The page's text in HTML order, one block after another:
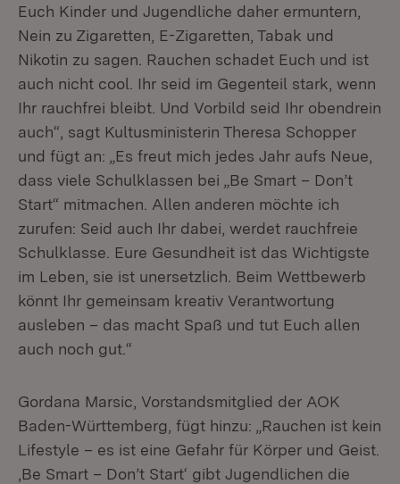
Euch Kinder und Jugendliche daher ermuntern,
Nein zu Zigaretten, E-Zigaretten, Tabak und
Nikotin zu sagen. Rauchen schadet Euch und ist
auch nicht cool. Ihr seid im Gegenteil stark, wenn
Ihr rauchfrei bleibt. Und Vorbild seid Ihr obendrein
auch“, sagt Kultusministerin Theresa Schopper
und fügt an: „Es freut mich jedes Jahr aufs Neue,
dass viele Schulklassen bei „Be Smart – Don’t
Start“ mitmachen. Allen anderen möchte ich
zurufen: Seid auch Ihr dabei, werdet rauchfreie
Schulklasse. Eure Gesundheit ist das Wichtigste
im Leben, sie ist unersetzlich. Beim Wettbewerb
könnt Ihr gemeinsam kreativ Verantwortung
ausleben – das macht Spaß und tut Euch allen
auch noch gut.“
Gordana Marsic, Vorstandsmitglied der AOK
Baden-Württemberg, fügt hinzu: „Rauchen ist kein
Lifestyle – es ist eine Gefahr für Körper und Geist.
‚Be Smart – Don’t Start‘ gibt Jugendlichen die